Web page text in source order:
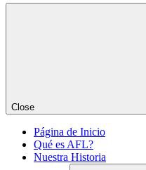
Close
Página de Inicio
Qué es AFL?
Nuestra Historia